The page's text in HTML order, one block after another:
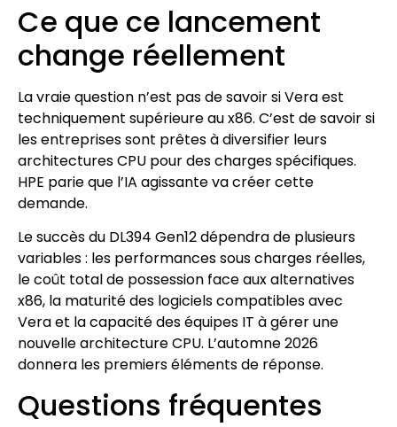
Ce que ce lancement
change réellement
La vraie question n’est pas de savoir si Vera est
techniquement supérieure au x86. C’est de savoir si
les entreprises sont prêtes à diversifier leurs
architectures CPU pour des charges spécifiques.
HPE parie que l’IA agissante va créer cette
demande.
Le succès du DL394 Gen12 dépendra de plusieurs
variables : les performances sous charges réelles,
le coût total de possession face aux alternatives
x86, la maturité des logiciels compatibles avec
Vera et la capacité des équipes IT à gérer une
nouvelle architecture CPU. L’automne 2026
donnera les premiers éléments de réponse.
Questions fréquentes